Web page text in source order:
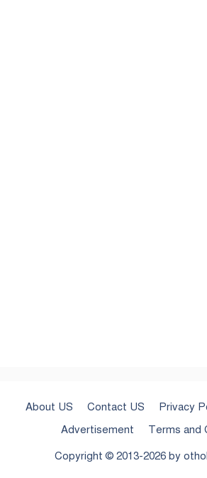
About US Contact US Privacy
Advertisement
Terms and
Copyright © 2013-2026 by